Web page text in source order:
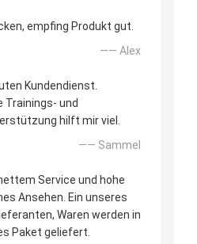
empfing Produkt gut.
—— Alex
Kundendienst.
Trainings- und
hilft mir viel.
—— Sammel
Service und hohe
Ansehen. Ein unseres
Waren werden in
Paket geliefert.